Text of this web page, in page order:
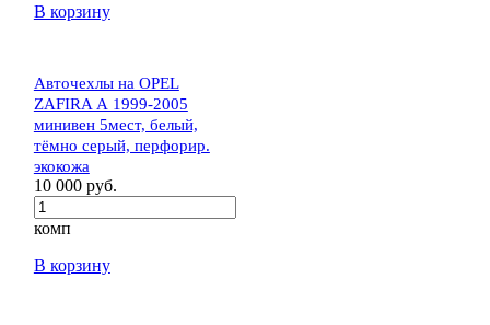
В корзину
Авточехлы на OPEL
ZAFIRA А 1999-2005
минивен 5мест, белый,
тёмно серый, перфорир.
экокожа
10 000 руб.
комп
В корзину